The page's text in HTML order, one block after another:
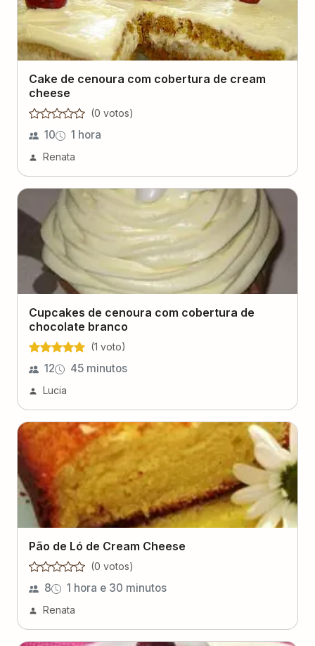
Cake de cenoura com cobertura de cream
cheese
(0 votos)
10 1 hora
Renata
Cupcakes de cenoura com cobertura de
chocolate branco
(1 voto)
12 45 minutos
Lucia
Pão de Ló de Cream Cheese
(0 votos)
8 1 hora e 30 minutos
Renata